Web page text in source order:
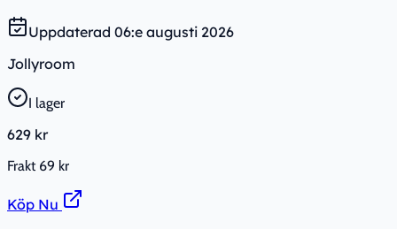
Uppdaterad 06:e augusti 2026
Jollyroom
I lager
629 kr
Frakt 69 kr
Köp Nu